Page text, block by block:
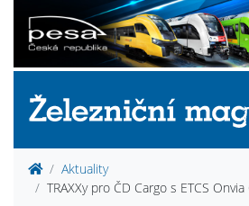
Aktuality
TRAXXy pro ČD Cargo s ETCS